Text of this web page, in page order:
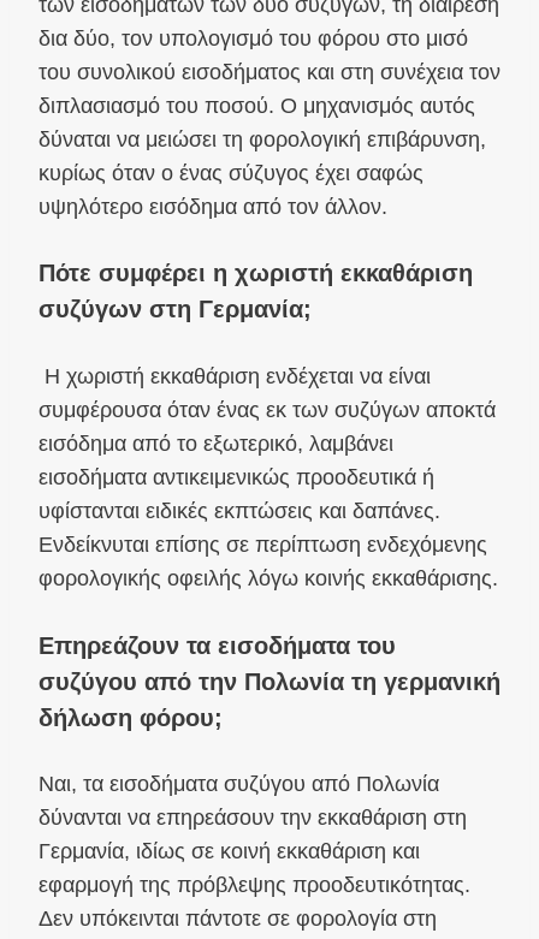
δια δύο, τον υπολογισμό του φόρου στο μισό
του συνολικού εισοδήματος και στη συνέχεια τον
διπλασιασμό του ποσού. Ο μηχανισμός αυτός
δύναται να μειώσει τη φορολογική επιβάρυνση,
κυρίως όταν ο ένας σύζυγος έχει σαφώς
υψηλότερο εισόδημα από τον άλλον.
Πότε συμφέρει η χωριστή εκκαθάριση
συζύγων στη Γερμανία;
Η χωριστή εκκαθάριση ενδέχεται να είναι
συμφέρουσα όταν ένας εκ των συζύγων αποκτά
εισόδημα από το εξωτερικό, λαμβάνει
εισοδήματα αντικειμενικώς προοδευτικά ή
υφίστανται ειδικές εκπτώσεις και δαπάνες.
Ενδείκνυται επίσης σε περίπτωση ενδεχόμενης
φορολογικής οφειλής λόγω κοινής εκκαθάρισης.
Επηρεάζουν τα εισοδήματα του
συζύγου από την Πολωνία τη γερμανική
δήλωση φόρου;
Ναι, τα εισοδήματα συζύγου από Πολωνία
δύνανται να επηρεάσουν την εκκαθάριση στη
Γερμανία, ιδίως σε κοινή εκκαθάριση και
εφαρμογή της πρόβλεψης προοδευτικότητας.
Δεν υπόκεινται πάντοτε σε φορολογία στη